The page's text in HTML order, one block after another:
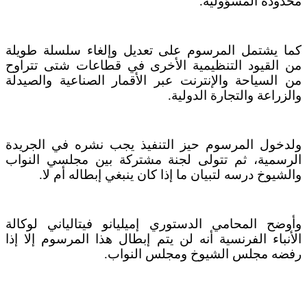
كما يشتمل المرسوم على تعديل وإلغاء سلسلة طويلة
من القيود التنظيمية الأخرى في قطاعات شتى تتراوح
من السياحة والإنترنت عبر الأقمار الصناعية والصيدلة
والزراعة والتجارة الدولية.
ولدخول المرسوم حيز التنفيذ يجب نشره في الجريدة
الرسمية، ثم تتولى لجنة مشتركة بين مجلسي النواب
والشيوخ درسه لتبيان ما إذا كان ينبغي إبطاله أم لا.
وأوضح المحامي الدستوري إميليانو فيتالياني لوكالة
الأنباء الفرنسية أنه لن يتم إبطال هذا المرسوم إلا إذا
رفضه مجلس الشيوخ ومجلس النواب.